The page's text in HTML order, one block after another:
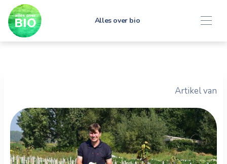
Alles over bio
Artikel van